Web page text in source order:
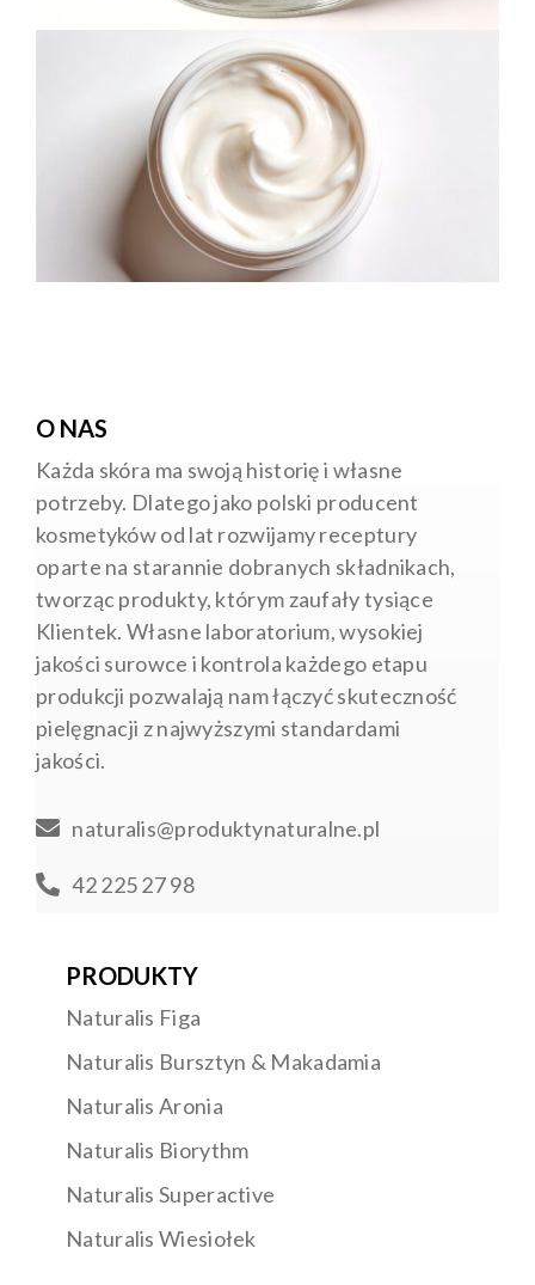
O NAS
Każda skóra ma swoją historię i własne
potrzeby. Dlatego jako polski producent
kosmetyków od lat rozwijamy receptury
oparte na starannie dobranych składnikach,
tworząc produkty, którym zaufały tysiące
Klientek. Własne laboratorium, wysokiej
jakości surowce i kontrola każdego etapu
produkcji pozwalają nam łączyć skuteczność
pielęgnacji z najwyższymi standardami
jakości.
naturalis@produktynaturalne.pl
42 225 27 98
PRODUKTY
Naturalis Figa
Naturalis Bursztyn & Makadamia
Naturalis Aronia
Naturalis Biorythm
Naturalis Superactive
Naturalis Wiesiołek